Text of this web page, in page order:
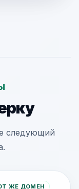
следующий
ЖЕ ДОМЕН